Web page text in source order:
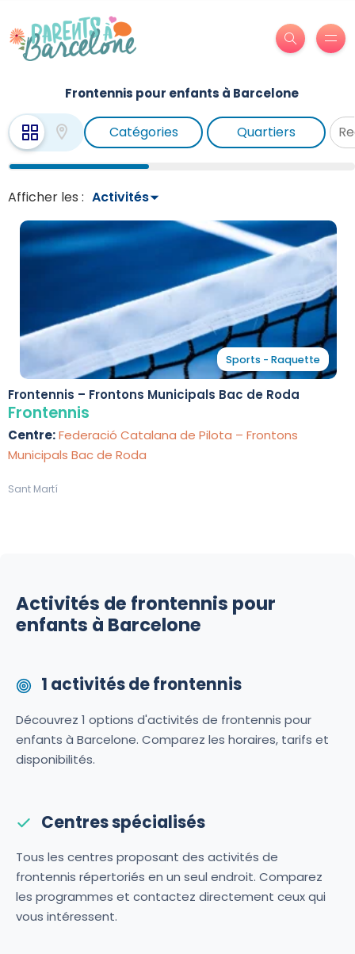
Frontennis pour enfants à Barcelone
Catégories Quartiers
Afficher les :
Sports - Raquette
Frontennis – Frontons Municipals Bac de Roda
Frontennis
Centre:Federació Catalana de Pilota – Frontons
Municipals Bac de Roda
Sant Martí
Activités de frontennis pour
enfants à Barcelone
1 activités de frontennis
Découvrez 1 options d'activités de frontennis pour
enfants à Barcelone. Comparez les horaires, tarifs et
disponibilités.
Centres spécialisés
Tous les centres proposant des activités de
frontennis répertoriés en un seul endroit. Comparez
les programmes et contactez directement ceux qui
vous intéressent.